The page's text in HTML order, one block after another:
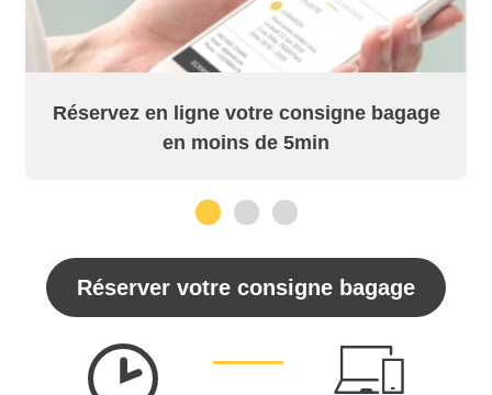
Réservez en ligne votre consigne bagage
en moins de 5min
Réserver votre consigne bagage